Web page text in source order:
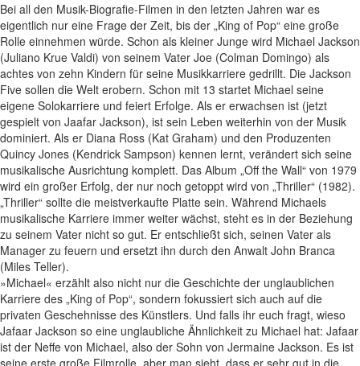
Bei all den Musik-Biografie-Filmen in den letzten Jahren war es
eigentlich nur eine Frage der Zeit, bis der „King of Pop“ eine große
Rolle einnehmen würde. Schon als kleiner Junge wird Michael Jackson
(Juliano Krue Valdi) von seinem Vater Joe (Colman Domingo) als
achtes von zehn Kindern für seine Musikkarriere gedrillt. Die Jackson
Five sollen die Welt erobern. Schon mit 13 startet Michael seine
eigene Solokarriere und feiert Erfolge. Als er erwachsen ist (jetzt
gespielt von Jaafar Jackson), ist sein Leben weiterhin von der Musik
dominiert. Als er Diana Ross (Kat Graham) und den Produzenten
Quincy Jones (Kendrick Sampson) kennen lernt, verändert sich seine
musikalische Ausrichtung komplett. Das Album „Off the Wall“ von 1979
wird ein großer Erfolg, der nur noch getoppt wird von „Thriller“ (1982).
„Thriller“ sollte die meistverkaufte Platte sein. Während Michaels
musikalische Karriere immer weiter wächst, steht es in der Beziehung
zu seinem Vater nicht so gut. Er entschließt sich, seinen Vater als
Manager zu feuern und ersetzt ihn durch den Anwalt John Branca
(Miles Teller).
»Michael« erzählt also nicht nur die Geschichte der unglaublichen
Karriere des „King of Pop“, sondern fokussiert sich auch auf die
privaten Geschehnisse des Künstlers. Und falls ihr euch fragt, wieso
Jafaar Jackson so eine unglaubliche Ähnlichkeit zu Michael hat: Jafaar
ist der Neffe von Michael, also der Sohn von Jermaine Jackson. Es ist
seine erste große Filmrolle, aber man sieht, dass er sehr gut in die